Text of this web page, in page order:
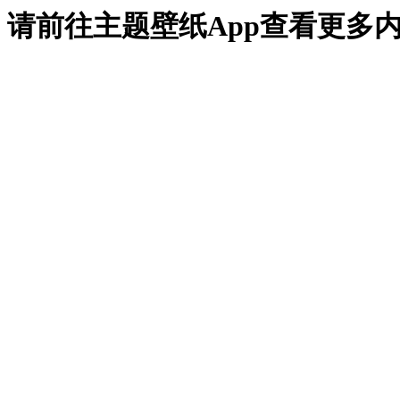
请前往主题壁纸App查看更多